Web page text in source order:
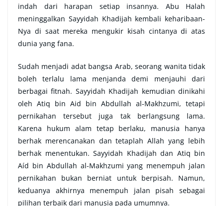
indah dari harapan setiap insannya. Abu Halah
meninggalkan Sayyidah Khadijah kembali keharibaan-
Nya di saat mereka mengukir kisah cintanya di atas
dunia yang fana.
Sudah menjadi adat bangsa Arab, seorang wanita tidak
boleh terlalu lama menjanda demi menjauhi dari
berbagai fitnah. Sayyidah Khadijah kemudian dinikahi
oleh Atiq bin Aid bin Abdullah al-Makhzumi, tetapi
pernikahan tersebut juga tak berlangsung lama.
Karena hukum alam tetap berlaku, manusia hanya
berhak merencanakan dan tetaplah Allah yang lebih
berhak menentukan. Sayyidah Khadijah dan Atiq bin
Aíd bin Abdullah al-Makhzumi yang menempuh jalan
pernikahan bukan berniat untuk berpisah. Namun,
keduanya akhirnya menempuh jalan pisah sebagai
pilihan terbaik dari manusia pada umumnya.